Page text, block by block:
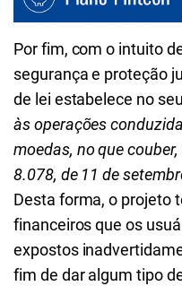
Por fim, com o intuito
segurança e proteção
de lei estabelece no
às operações
moedas, no que
8.078, de 11 de
Desta forma, o projeto
financeiros que os
expostos
fim de dar algum tipo